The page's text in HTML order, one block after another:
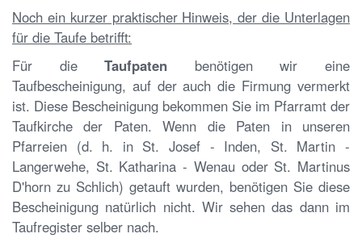
Noch ein kurzer praktischer Hinweis, der die Unterlagen
für die Taufe betrifft:
Für dieTaufpaten benötigen wir eine
Taufbescheinigung, auf der auch die Firmung vermerkt
ist. Diese Bescheinigung bekommen Sie im Pfarramt der
Taufkirche der Paten. Wenn die Paten in unseren
Pfarreien (d. h. in St. Josef - Inden, St. Martin -
Langerwehe, St. Katharina - Wenau oder St. Martinus
D'horn zu Schlich) getauft wurden, benötigen Sie diese
Bescheinigung natürlich nicht. Wir sehen das dann im
Taufregister selber nach.